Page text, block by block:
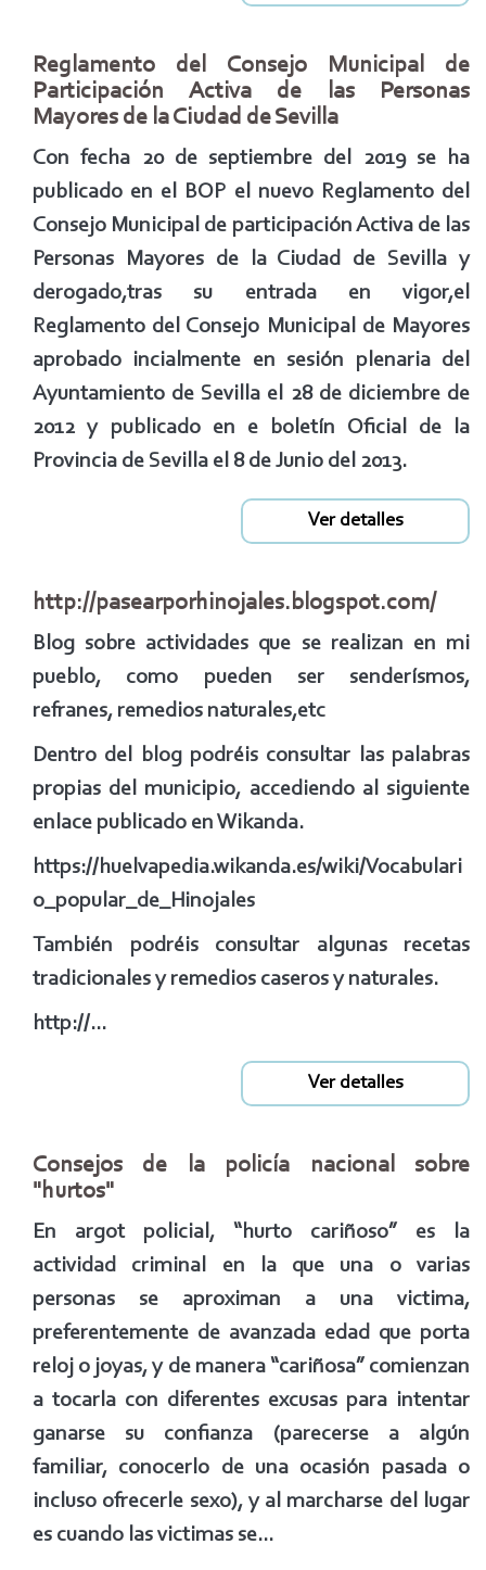
Reglamento del Consejo Municipal de
Participación Activa de las Personas
Mayores de la Ciudad de Sevilla
Con fecha 20 de septiembre del 2019 se ha
publicado en el BOP el nuevo Reglamento del
Consejo Municipal de participación Activa de las
Personas Mayores de la Ciudad de Sevilla y
derogado,tras su entrada en vigor,el
Reglamento del Consejo Municipal de Mayores
aprobado incialmente en sesión plenaria del
Ayuntamiento de Sevilla el 28 de diciembre de
2012 y publicado en e boletín Oficial de la
Provincia de Sevilla el 8 de Junio del 2013.
Ver detalles
http://pasearporhinojales.blogspot.com/
Blog sobre actividades que se realizan en mi
pueblo, como pueden ser senderísmos,
refranes, remedios naturales,etc
Dentro del blog podréis consultar las palabras
propias del municipio, accediendo al siguiente
enlace publicado en Wikanda.
https://huelvapedia.wikanda.es/wiki/Vocabulari
o_popular_de_Hinojales
También podréis consultar algunas recetas
tradicionales y remedios caseros y naturales.
http://...
Ver detalles
Consejos de la policía nacional sobre
"hurtos"
En argot policial, “hurto cariñoso” es la
actividad criminal en la que una o varias
personas se aproximan a una victima,
preferentemente de avanzada edad que porta
reloj o joyas, y de manera “cariñosa” comienzan
a tocarla con diferentes excusas para intentar
ganarse su confianza (parecerse a algún
familiar, conocerlo de una ocasión pasada o
incluso ofrecerle sexo), y al marcharse del lugar
es cuando las victimas se...